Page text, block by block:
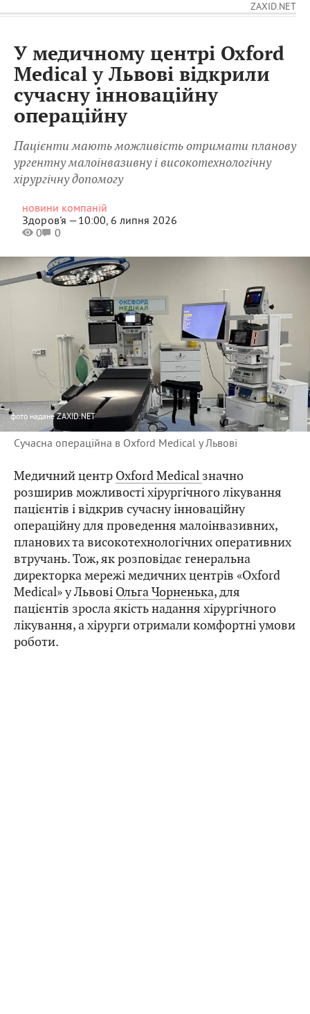
ZAXID.NET
У медичному центрі Oxford
Medical у Львові відкрили
сучасну інноваційну
операційну
Пацієнти мають можливість отримати планову
ургентну малоінвазивну і високотехнологічну
хірургічну допомогу
новини компаній
Здоров'я —10:00, 6 липня 2026
0
0
фото надане ZAXID.NET
Сучасна операційна в Oxford Medical у Львові
Медичний центр Oxford Medical значно
розширив можливості хірургічного лікування
пацієнтів і відкрив сучасну інноваційну
операційну для проведення малоінвазивних,
планових та високотехнологічних оперативних
втручань. Тож, як розповідає генеральна
директорка мережі медичних центрів «Oxford
Medical» у Львові Ольга Чорненька, для
пацієнтів зросла якість надання хірургічного
лікування, а хірурги отримали комфортні умови
роботи.